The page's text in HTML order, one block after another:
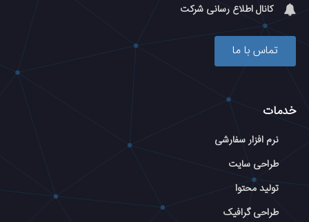
کانال اطلاع رسانی شرکت
تماس با ما
خدمات
نرم افزار سفارشی
طراحی سایت
تولید محتوا
طراحی گرافیک